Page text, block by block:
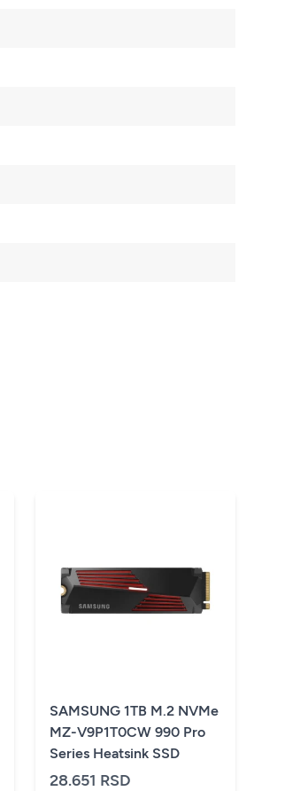
SAMSUNG 1TB M.2 NVMe
MZ-V9P1T0CW 990 Pro
Series Heatsink SSD
28.651 RSD